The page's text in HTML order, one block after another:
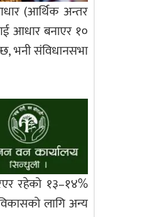
(आर्थिक अन्तर
आधार बनाएर १०
भनी संविधानसभा
रहेको १३–१४%
लागि अन्य